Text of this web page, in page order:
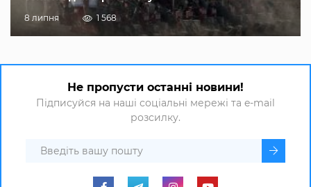
8 липня 1 568
Не пропусти останні новини!
Підписуйся на наші соціальні мережі та e-mail
розсилку.